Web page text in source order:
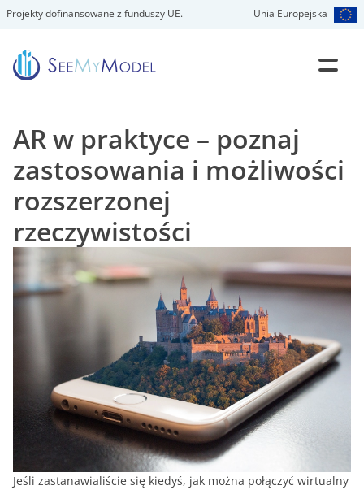
Projekty dofinansowane z funduszy UE. Unia Europejska
AR w praktyce – poznaj
zastosowania i możliwości
rozszerzonej
rzeczywistości
Jeśli zastanawialiście się kiedyś, jak można połączyć wirtualny